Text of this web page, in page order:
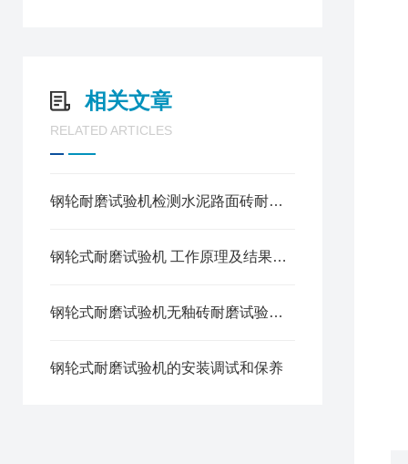
相关文章
RELATED ARTICLES
钢轮耐磨试验机检测水泥路面砖耐磨试验方法
钢轮式耐磨试验机 工作原理及结果评定
钢轮式耐磨试验机无釉砖耐磨试验方法
钢轮式耐磨试验机的安装调试和保养